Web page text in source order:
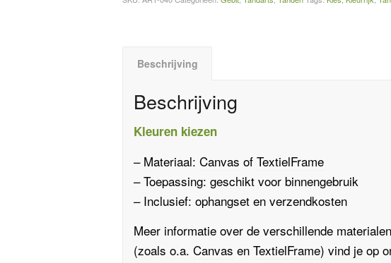
Beschrijving
Beschrijving
Kleuren kiezen
– Materiaal: Canvas of TextielFrame
– Toepassing: geschikt voor binnengebruik
– Inclusief: ophangset en verzendkosten
Meer informatie over de verschillende materialen
(zoals o.a. Canvas en TextielFrame) vind je op